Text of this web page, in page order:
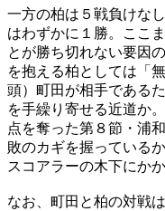
一方の柏は５戦負けな
はわずかに１勝。ここ
とが勝ち切れない要因
を抱える柏としては「
頭）町田が相手である
を手繰り寄せる近道か
点を奪った第８節・浦
敗のカギを握っている
スコアラーの木下にか
なお、町田と柏の対戦